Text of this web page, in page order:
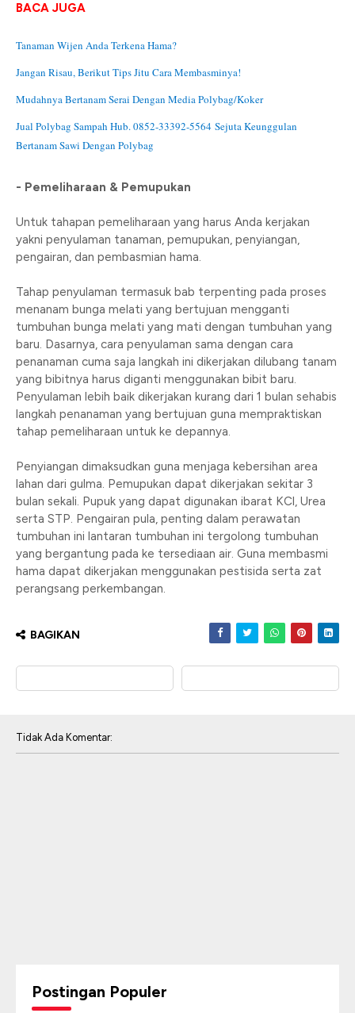
BACA JUGA
Tanaman Wijen Anda Terkena Hama?
Jangan Risau, Berikut Tips Jitu Cara Membasminya!
Mudahnya Bertanam Serai Dengan Media Polybag/Koker
Jual Polybag Sampah Hub. 0852-33392-5564 Sejuta Keunggulan
Bertanam Sawi Dengan Polybag
- Pemeliharaan & Pemupukan
Untuk tahapan pemeliharaan yang harus Anda kerjakan
yakni penyulaman tanaman, pemupukan, penyiangan,
pengairan, dan pembasmian hama.
Tahap penyulaman termasuk bab terpenting pada proses
menanam bunga melati yang bertujuan mengganti
tumbuhan bunga melati yang mati dengan tumbuhan yang
baru. Dasarnya, cara penyulaman sama dengan cara
penanaman cuma saja langkah ini dikerjakan dilubang tanam
yang bibitnya harus diganti menggunakan bibit baru.
Penyulaman lebih baik dikerjakan kurang dari 1 bulan sehabis
langkah penanaman yang bertujuan guna mempraktiskan
tahap pemeliharaan untuk ke depannya.
Penyiangan dimaksudkan guna menjaga kebersihan area
lahan dari gulma. Pemupukan dapat dikerjakan sekitar 3
bulan sekali. Pupuk yang dapat digunakan ibarat KCl, Urea
serta STP. Pengairan pula, penting dalam perawatan
tumbuhan ini lantaran tumbuhan ini tergolong tumbuhan
yang bergantung pada ke tersediaan air. Guna membasmi
hama dapat dikerjakan menggunakan pestisida serta zat
perangsang perkembangan.
BAGIKAN
Tidak Ada Komentar:
Postingan Populer